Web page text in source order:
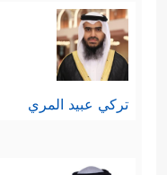
تركي عبيد المري